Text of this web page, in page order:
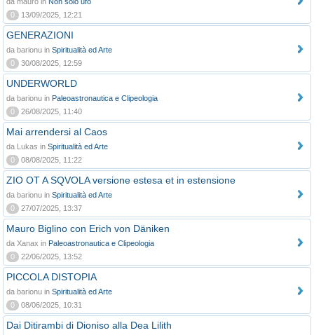
0
13/09/2025, 12:21
GENERAZIONI
da barionu in Spiritualità ed Arte
0
30/08/2025, 12:59
UNDERWORLD
da barionu in Paleoastronautica e Clipeologia
0
26/08/2025, 11:40
Mai arrendersi al Caos
da Lukas in Spiritualità ed Arte
0
08/08/2025, 11:22
ZIO OT A SQVOLA versione estesa et in estensione
da barionu in Spiritualità ed Arte
0
27/07/2025, 13:37
Mauro Biglino con Erich von Däniken
da Xanax in Paleoastronautica e Clipeologia
0
22/06/2025, 13:52
PICCOLA DISTOPIA
da barionu in Spiritualità ed Arte
0
08/06/2025, 10:31
Dai Ditirambi di Dioniso alla Dea Lilith